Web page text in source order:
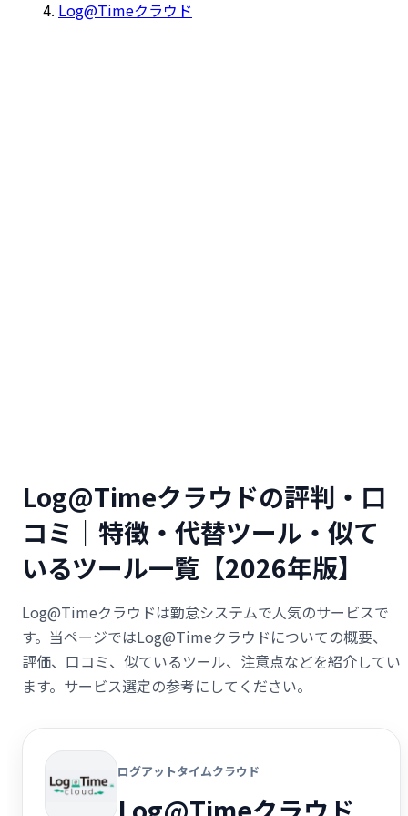
Log@Timeクラウド
Log@Timeクラウドの評判・口
コミ｜特徴・代替ツール・似て
いるツール一覧【2026年版】
Log@Timeクラウドは勤怠システムで人気のサービスで
す。当ページではLog@Timeクラウドについての概要、
評価、口コミ、似ているツール、注意点などを紹介してい
ます。サービス選定の参考にしてください。
ログアットタイムクラウド